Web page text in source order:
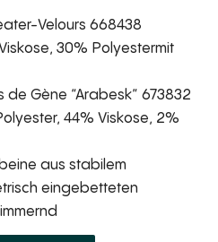
Velours 668438
30% Polyestermit
de Gène “Arabesk” 673832
44% Viskose, 2%
aus stabilem
eingebetteten